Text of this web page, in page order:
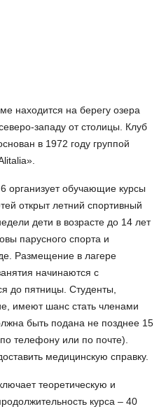
находится на берегу озера
западу от столицы. Клуб
в 1972 году группой
организует обучающие курсы
открыт летний спортивный
дети в возрасте до 14 лет
парусного спорта и
Размещение в лагере
начинаются с
до пятницы. Студенты,
имеют шанс стать членами
быть подана не позднее 15
телефону или по почте).
медицинскую справку.
теоретическую и
курса – 40